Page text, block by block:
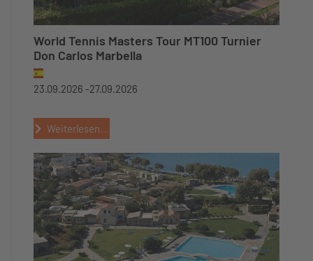
World Tennis Masters Tour MT100 Turnier
Don Carlos Marbella
23.09.2026 -27.09.2026
Weiterlesen...